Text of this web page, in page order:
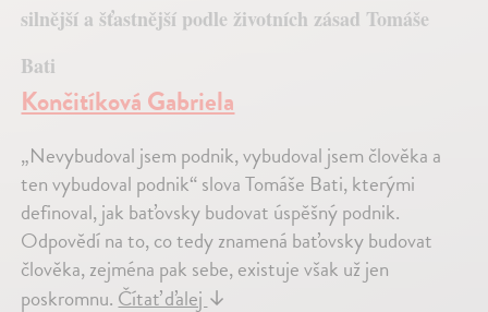
silnější a šťastnější podle životních zásad Tomáše
Bati
Končitíková Gabriela
„Nevybudoval jsem podnik, vybudoval jsem člověka a
ten vybudoval podnik“ slova Tomáše Bati, kterými
definoval, jak baťovsky budovat úspěšný podnik.
Odpovědí na to, co tedy znamená baťovsky budovat
člověka, zejména pak sebe, existuje však už jen
poskromnu.Čítať ďalej↓